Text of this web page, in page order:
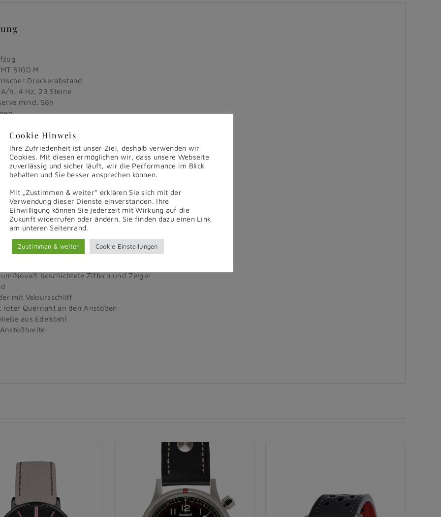
5100 M
Drückerabstand
h, 4 Hz, 23 Steine
mind. 58h
Zähler
Chronograph mit zentraler Stoppsekunde
satiniert/poliert
aus HyCeram
historischem „h“
39 mm, Höhe 14,5 mm
innen entspiegeltes Saphirglas
Gehäuseboden mit innen entspiegeltem Saphirglas
044/140
bis 10 bar/10 ATM nach DIN 8310
historischem Logo
® beschichtete Ziffern und Zeiger
mit Veloursschliff
roter Quernaht an den Anstößen
aus Edelstahl
Cookie Hinweis
Ihre Zufriedenheit ist unser Ziel, deshalb verwenden wir
Cookies. Mit diesen ermöglichen wir, dass unsere Webseite
zuverlässig und sicher läuft, wir die Performance im Blick
behalten und Sie besser ansprechen können.
Mit „Zustimmen & weiter“ erklären Sie sich mit der
Verwendung dieser Dienste einverstanden. Ihre
Einwilligung können Sie jederzeit mit Wirkung auf die
Zukunft widerrufen oder ändern. Sie finden dazu einen Link
am unteren Seitenrand.
Zustimmen & weiter Cookie Einstellungen